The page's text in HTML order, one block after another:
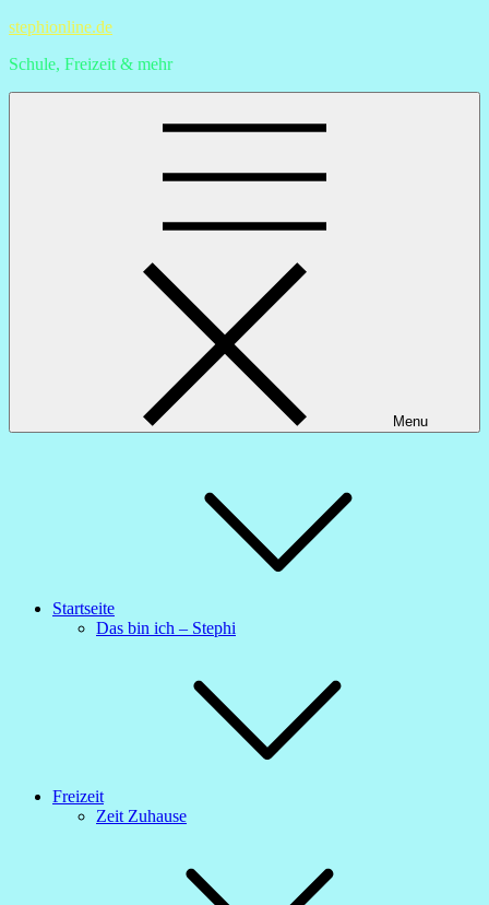
Skip
content
stephionline.de
Schule, Freizeit & mehr
Menu
Startseite
Das bin ich – Stephi
Freizeit
Zeit Zuhause